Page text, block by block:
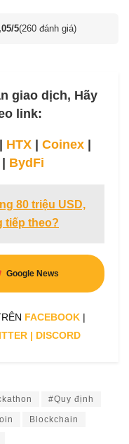
5(260 đánh giá)
giao dịch, Hãy
link:
| HTX | Coinex |
BydFi
80 triệu USD,
tiếp theo?
Google News
FACEBOOK |
| DISCORD
#Quy định
Blockchain